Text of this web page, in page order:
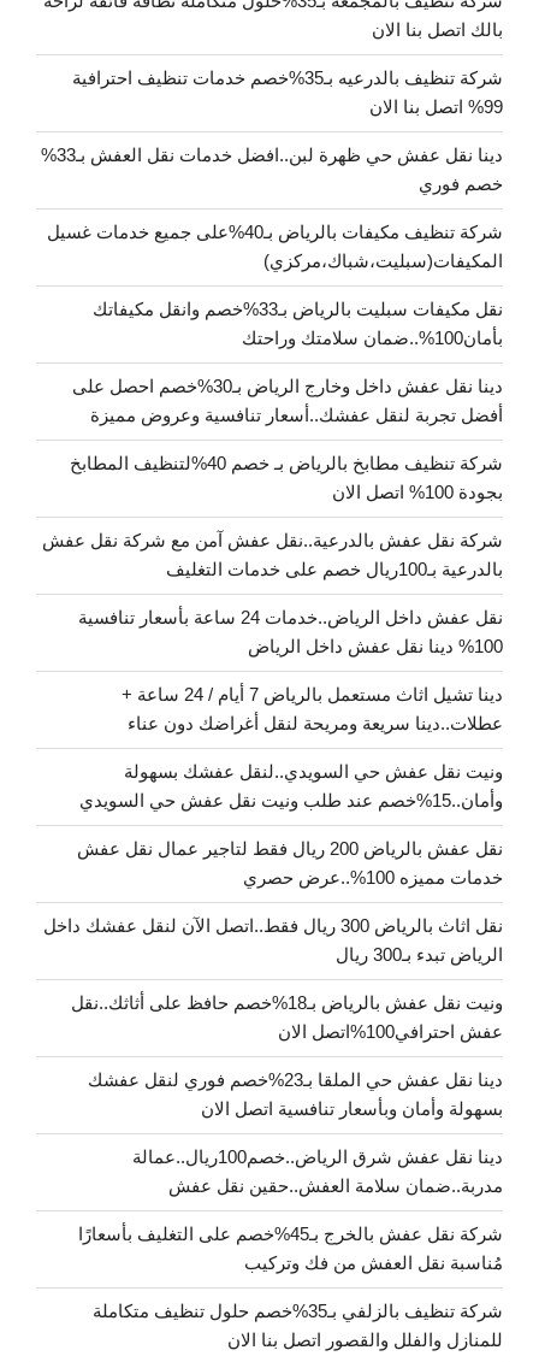
بالك اتصل بنا الان
شركة تنظيف بالدرعيه بـ35%خصم خدمات تنظيف احترافية
99% اتصل بنا الان
دينا نقل عفش حي ظهرة لبن..افضل خدمات نقل العفش بـ33%
خصم فوري
شركة تنظيف مكيفات بالرياض بـ40%على جميع خدمات غسيل
المكيفات(سبليت،شباك،مركزي)
نقل مكيفات سبليت بالرياض بـ33%خصم وانقل مكيفاتك
بأمان100%..ضمان سلامتك وراحتك
دينا نقل عفش داخل وخارج الرياض بـ30%خصم احصل على
أفضل تجربة لنقل عفشك..أسعار تنافسية وعروض مميزة
شركة تنظيف مطابخ بالرياض بـ خصم 40%لتنظيف المطابخ
بجودة 100% اتصل الان
شركة نقل عفش بالدرعية..نقل عفش آمن مع شركة نقل عفش
بالدرعية بـ100ريال خصم على خدمات التغليف
نقل عفش داخل الرياض..خدمات 24 ساعة بأسعار تنافسية
100% دينا نقل عفش داخل الرياض
دينا تشيل اثاث مستعمل بالرياض 7 أيام / 24 ساعة +
عطلات..دينا سريعة ومريحة لنقل أغراضك دون عناء
ونيت نقل عفش حي السويدي..لنقل عفشك بسهولة
وأمان..15%خصم عند طلب ونيت نقل عفش حي السويدي
نقل عفش بالرياض 200 ريال فقط لتاجير عمال نقل عفش
خدمات مميزه 100%..عرض حصري
نقل اثاث بالرياض 300 ريال فقط..اتصل الآن لنقل عفشك داخل
الرياض تبدء بـ300 ريال
ونيت نقل عفش بالرياض بـ18%خصم حافظ على أثاثك..نقل
عفش احترافي100%اتصل الان
دينا نقل عفش حي الملقا بـ23%خصم فوري لنقل عفشك
بسهولة وأمان وبأسعار تنافسية اتصل الان
دينا نقل عفش شرق الرياض..خصم100ريال..عمالة
مدربة..ضمان سلامة العفش..حقين نقل عفش
شركة نقل عفش بالخرج بـ45%خصم على التغليف بأسعارًا
مُناسبة نقل العفش من فك وتركيب
شركة تنظيف بالزلفي بـ35%خصم حلول تنظيف متكاملة
للمنازل والفلل والقصور اتصل بنا الان